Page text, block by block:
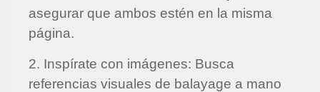
asegurar que ambos estén en la misma
página.
2. Inspírate con imágenes: Busca
referencias visuales de balayage a mano